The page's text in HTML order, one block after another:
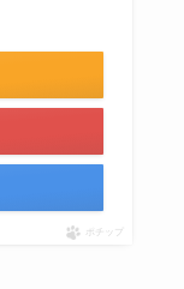
ポチップ